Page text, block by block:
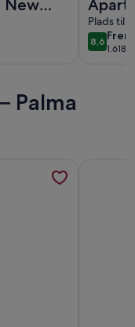
New
Plads til
8,68,6 ud
1.618
(1.618
Palma
feriehus med